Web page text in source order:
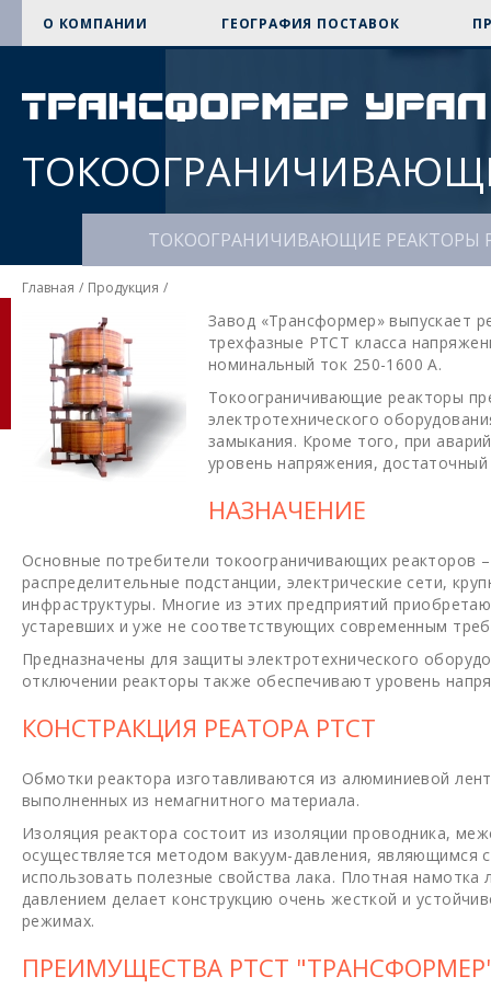
О КОМПАНИИ ГЕОГРАФИЯ ПОСТАВОК
ТОКООГРАНИЧИВАЮЩИЕ РЕАКТОРЫ
Главная / Продукция /
Завод «Трансформер» выпускает
трехфазные РТСТ класса
номинальный ток 250-1600 А.
Токоограничивающие реакторы
электротехнического
замыкания. Кроме того, при
уровень напряжения,
НАЗНАЧЕНИЕ
Основные потребители токоограничивающих
распределительные подстанции, электрические сети,
инфраструктуры. Многие из этих предприятий
устаревших и уже не соответствующих современным
Предназначены для защиты электротехнического
отключении реакторы также обеспечивают уровень
КОНСТРАКЦИЯ РЕАТОРА РТСТ
Обмотки реактора изготавливаются из алюминиевой
выполненных из немагнитного материала.
Изоляция реактора состоит из изоляции проводника,
осуществляется методом вакуум-давления,
использовать полезные свойства лака. Плотная
давлением делает конструкцию очень жесткой и
режимах.
ПРЕИМУЩЕСТВА РТСТ